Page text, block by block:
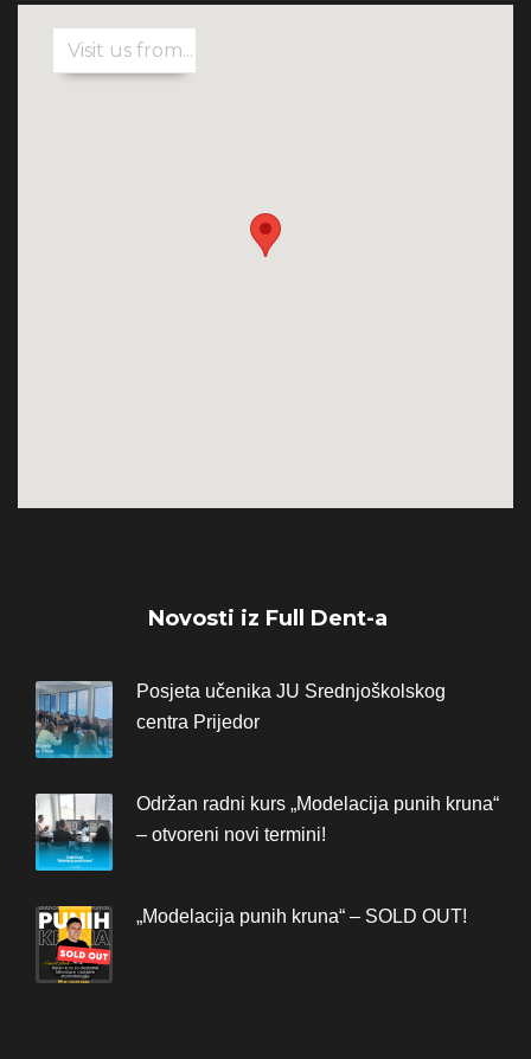
Novosti iz Full Dent-a
Posjeta učenika JU Srednjoškolskog
centra Prijedor
Održan radni kurs „Modelacija punih kruna“
– otvoreni novi termini!
„Modelacija punih kruna“ – SOLD OUT!